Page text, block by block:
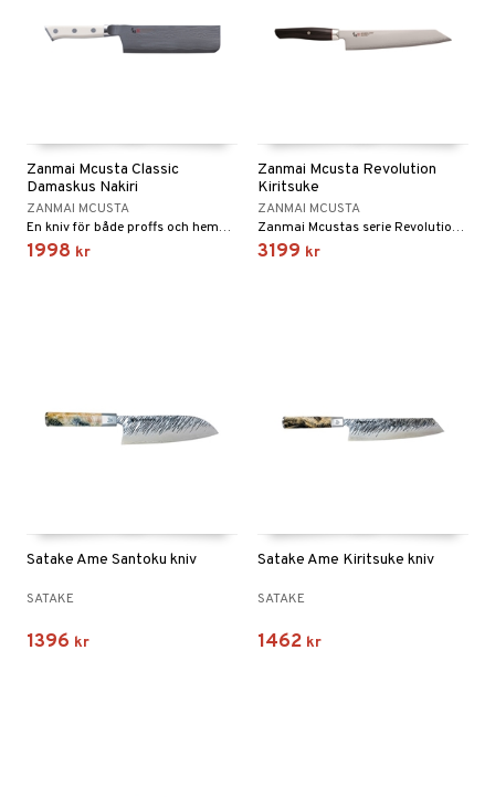
Zanmai Mcusta Classic
Damaskus Nakiri
ZANMAI MCUSTA
En kniv för både proffs och hemmakockar.
1998 kr
Zanmai Mcusta Revolution
Kiritsuke
ZANMAI MCUSTA
Zanmai Mcustas serie Revolution är en serie fantastiska knivar med ett mycket tunt blad av tre lager stål.
3199 kr
Satake Ame Santoku kniv
SATAKE
1396 kr
Satake Ame Kiritsuke kniv
SATAKE
1462 kr